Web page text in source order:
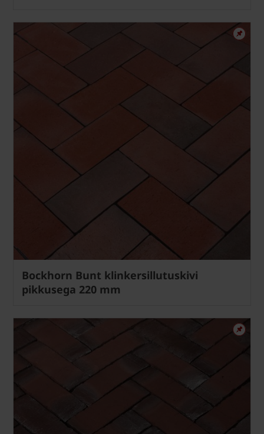
Bockhorn Bunt klinkersillutuskivi
pikkusega 220 mm